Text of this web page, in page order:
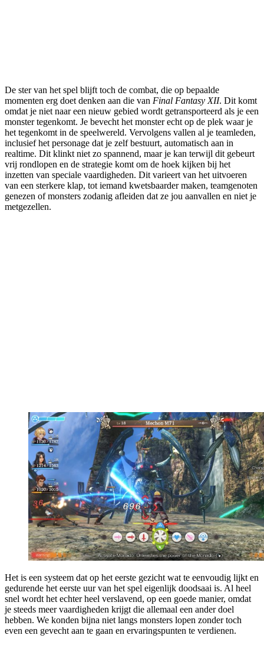
De ster van het spel blijft toch de combat, die op bepaalde
momenten erg doet denken aan die van Final Fantasy XII. Dit komt
omdat je niet naar een nieuw gebied wordt getransporteerd als je een
monster tegenkomt. Je bevecht het monster echt op de plek waar je
het tegenkomt in de speelwereld. Vervolgens vallen al je teamleden,
inclusief het personage dat je zelf bestuurt, automatisch aan in
realtime. Dit klinkt niet zo spannend, maar je kan terwijl dit gebeurt
vrij rondlopen en de strategie komt om de hoek kijken bij het
inzetten van speciale vaardigheden. Dit varieert van het uitvoeren
van een sterkere klap, tot iemand kwetsbaarder maken, teamgenoten
genezen of monsters zodanig afleiden dat ze jou aanvallen en niet je
metgezellen.
Het is een systeem dat op het eerste gezicht wat te eenvoudig lijkt en
gedurende het eerste uur van het spel eigenlijk doodsaai is. Al heel
snel wordt het echter heel verslavend, op een goede manier, omdat
je steeds meer vaardigheden krijgt die allemaal een ander doel
hebben. We konden bijna niet langs monsters lopen zonder toch
even een gevecht aan te gaan en ervaringspunten te verdienen.